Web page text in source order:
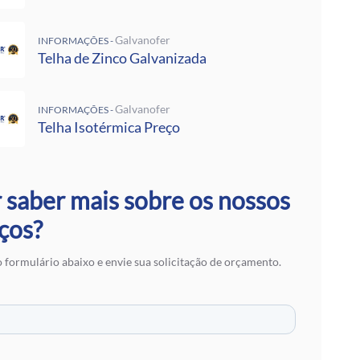
Preço Por Metro
Metalon
Zinco Galvanizada
Preço
Aço Galvanizado
para Telhado
de Zinco
SP
INFORMAÇÕES -Galvanofer
Telha de Zinco Galvanizada
INFORMAÇÕES -Galvanofer
Telha Isotérmica Preço
mais sobre os nossos
formulário abaixo e envie sua solicitação de orçamento.